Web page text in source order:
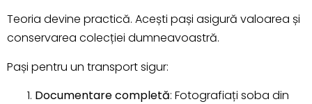
Teoria devine practică. Acești pași asigură valoarea și
conservarea colecției dumneavoastră.
Pași pentru un transport sigur:
Documentare completă: Fotografiați soba din